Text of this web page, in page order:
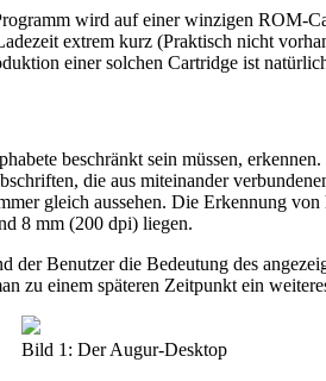
wird auf einer winzigen ROM-
extrem kurz (Praktisch nicht
einer solchen Cartridge ist
beschränkt sein müssen,
die aus miteinander
gleich aussehen. Die Erkennung
8 mm (200 dpi) liegen.
Benutzer die Bedeutung des
zu einem späteren Zeitpunkt ein
Bild 1: Der Augur-Desktop